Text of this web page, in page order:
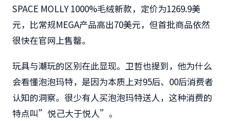
SPACE MOLLY 1000%毛绒新款，定价为1269.9美
元，比常规MEGA产品高出70美元，但首批商品依然
很快在官网上售罄。
玩具与潮玩的区别在此显现。卫哲也提到，他为什么
会看懂泡泡玛特，是因为本质上对95后、00后消费者
认知的洞察。很少有人买泡泡玛特送人，这种消费的
特点叫”悦己大于悦人”。